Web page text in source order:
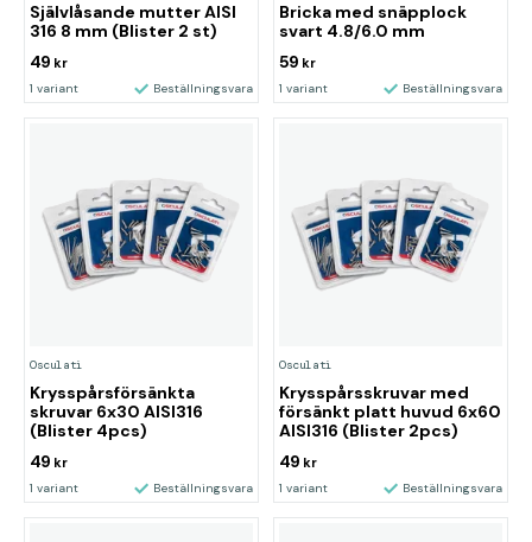
Självlåsande mutter AISI
316 8 mm (Blister 2 st)
49 kr
1 variant Beställningsvara
Bricka med snäpplock
svart 4.8/6.0 mm
59 kr
1 variant Beställningsvara
Osculati
Krysspårsförsänkta
skruvar 6x30 AISI316
(Blister 4pcs)
49 kr
1 variant Beställningsvara
Osculati
Krysspårsskruvar med
försänkt platt huvud 6x60
AISI316 (Blister 2pcs)
49 kr
1 variant Beställningsvara